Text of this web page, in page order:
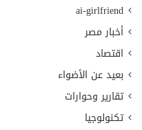
ai-girlfriend
أخبار مصر
اقتصاد
بعيد عن الأضواء
تقارير وحوارات
تكنولوجيا